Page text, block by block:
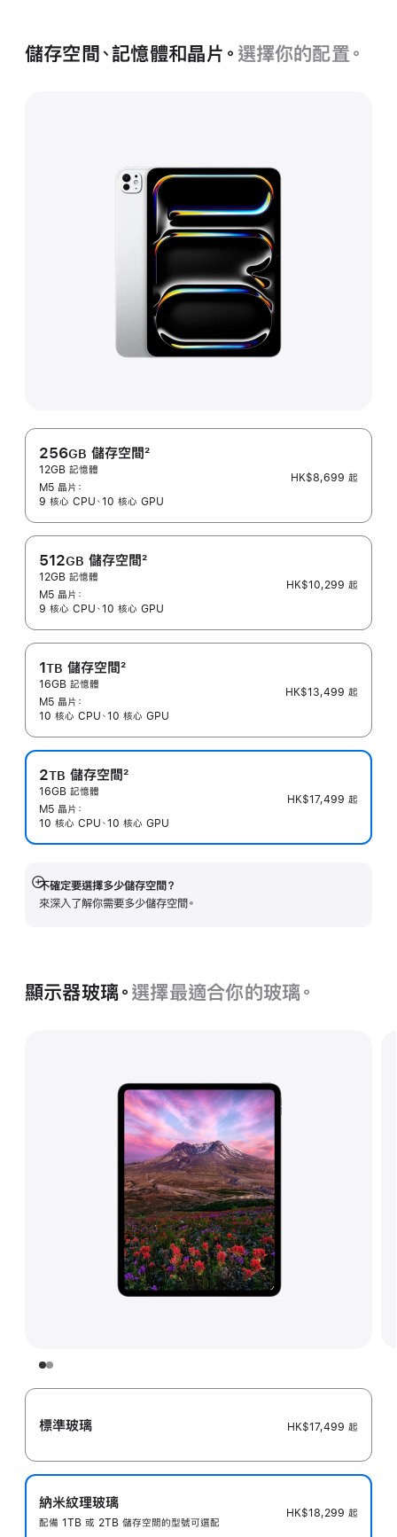
儲存空間、記憶體和晶片。 選擇你的配置。
256GB 儲存空間
註
腳
2
12GB 記憶體
M5 晶片：
9 核心 CPU、10 核心 GPU
HK$8,699 起
512GB 儲存空間
註
腳
2
12GB 記憶體
M5 晶片：
9 核心 CPU、10 核心 GPU
HK$10,299 起
1TB 儲存空間
註
腳
2
16GB 記憶體
M5 晶片：
10 核心 CPU、10 核心 GPU
HK$13,499 起
2TB 儲存空間
註
腳
2
16GB 記憶體
M5 晶片：
10 核心 CPU、10 核心 GPU
HK$17,499 起
不確定要選擇多少儲存空間？
來深入了解你需要多少儲存空間。
顯
示
顯示器玻璃。 選擇最適合你的玻璃。
標準玻璃 HK$17,499 起
納米紋理玻璃
配備 1TB 或 2TB 儲存空間的型號可選配
HK$18,299 起